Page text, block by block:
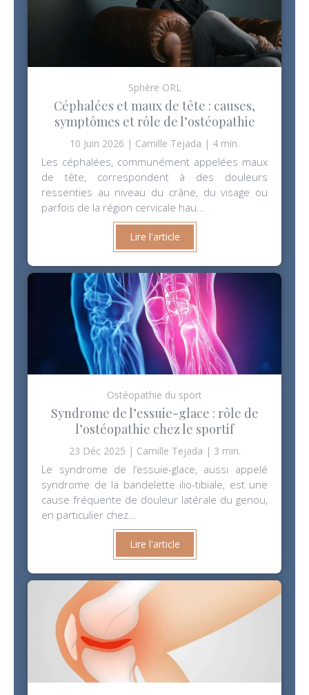
Sphère ORL
Céphalées et maux de tête : causes,
symptômes et rôle de l’ostéopathie
10 Juin 2026 Camille Tejada 4 min.
Les céphalées, communément appelées maux
de tête, correspondent à des douleurs
ressenties au niveau du crâne, du visage ou
parfois de la région cervicale hau...
Lire l'article
Ostéopathie du sport
Syndrome de l’essuie-glace : rôle de
l’ostéopathie chez le sportif
23 Déc 2025 Camille Tejada 3 min.
Le syndrome de l’essuie-glace, aussi appelé
syndrome de la bandelette ilio-tibiale, est une
cause fréquente de douleur latérale du genou,
en particulier chez...
Lire l'article